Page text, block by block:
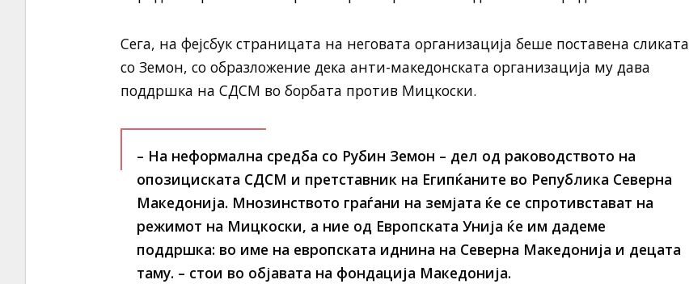
Сега, на фејсбук страницата на неговата организација беше поставена сликата
со Земон, со образложение дека анти-македонската организација му дава
поддршка на СДСМ во борбата против Мицкоски.
– На неформална средба со Рубин Земон – дел од раководството на
опозициската СДСМ и претставник на Египќаните во Република Северна
Македонија. Мнозинството граѓани на земјата ќе се спротивстават на
режимот на Мицкоски, а ние од Европската Унија ќе им дадеме
поддршка: во име на европската иднина на Северна Македонија и децата
таму. – стои во објавата на фондација Македонија.